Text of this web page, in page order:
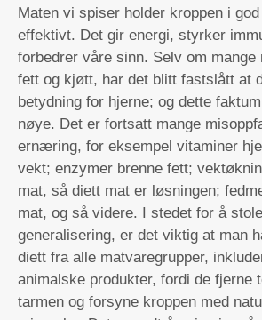
Maten vi spiser holder kroppen i
effektivt. Det gir energi, styrker
forbedrer våre sinn. Selv om
fett og kjøtt, har det blitt fastslått at
betydning for hjerne; og dette
nøye. Det er fortsatt mange
ernæring, for eksempel vitaminer
vekt; enzymer brenne fett;
mat, så diett mat er løsningen;
mat, og så videre. I stedet for å
generalisering, er det viktig at man
diett fra alle matvaregrupper,
animalske produkter, fordi de fjerne
tarmen og forsyne kroppen med